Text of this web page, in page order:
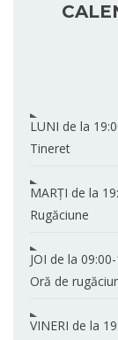
LUNI de la
Tineret
MARȚI de la
Rugăciune
JOI de la
Oră de
VINERI de la